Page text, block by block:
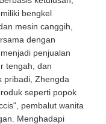
bengkel
mesin canggih,
dengan
penjualan
tengah, dan
pribadi, Zhengda
seperti popok
pembalut wanita
Menghadapi